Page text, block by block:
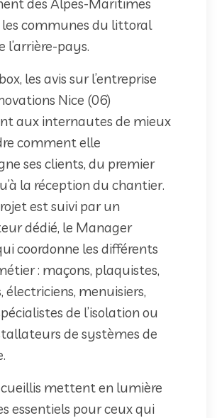
les communes du littoral
l’arrière-pays.
les avis sur l’entreprise
Nice (06)
aux internautes de mieux
comment elle
ses clients, du premier
la réception du chantier.
est suivi par un
dédié, le Manager
coordonne les différents
: maçons, plaquistes,
électriciens, menuisiers,
de l’isolation ou
de systèmes de
mettent en lumière
essentiels pour ceux qui